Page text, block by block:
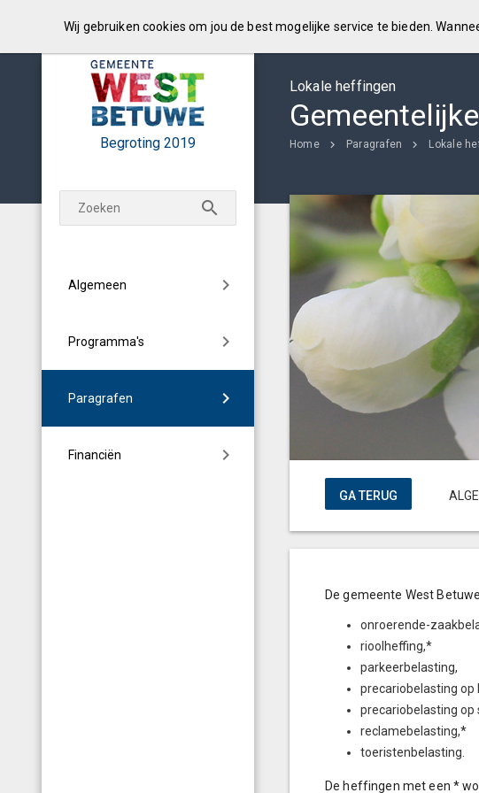
Begroting 2019
Algemeen
Programma's
Paragrafen
Financiën
Lokale heffingen
Home Paragrafen Lokale
De gemeente West
onroerende-
rioolheffing,*
parkeerbelasting,
precariobelasting op
precariobelasting op
reclamebelasting,*
toeristenbelasting.
De heffingen met een *
Wij gebruiken cookies om jou de best mogelijke service te bieden.